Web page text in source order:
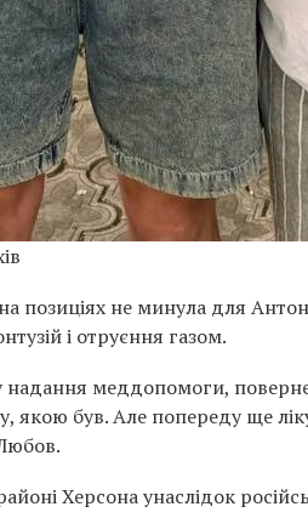
позиціях не минула для
і отруєння газом.
надання меддопомоги,
якою був. Але попереду ще
Херсона унаслідок